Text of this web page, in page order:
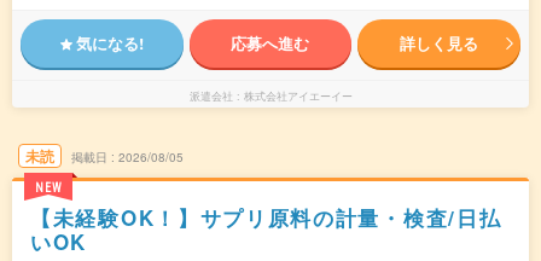
気になる! 応募へ進む 詳しく見る
派遣会社 株式会社アイエーイー
未読
NEW
掲載日 2026/08/05
【未経験OK！】サプリ原料の計量・検査/日払
いOK